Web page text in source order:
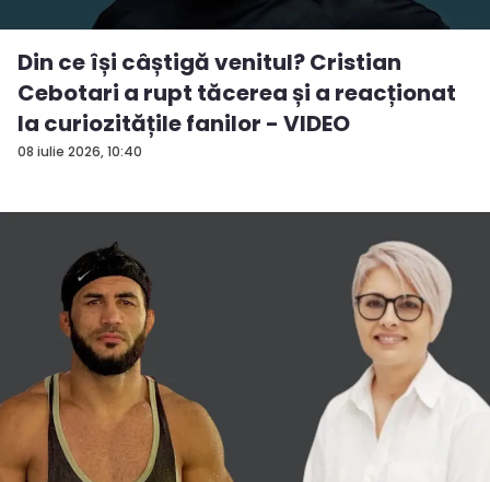
08 iulie 2026, 10:40
Din ce își câștigă venitul? Cristian
Cebotari a rupt tăcerea și a reacționat
la curiozitățile fanilor - VIDEO